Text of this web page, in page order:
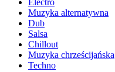
Electro
Muzyka alternatywna
Dub
Salsa
Chillout
Muzyka chrześcijańska
Techno